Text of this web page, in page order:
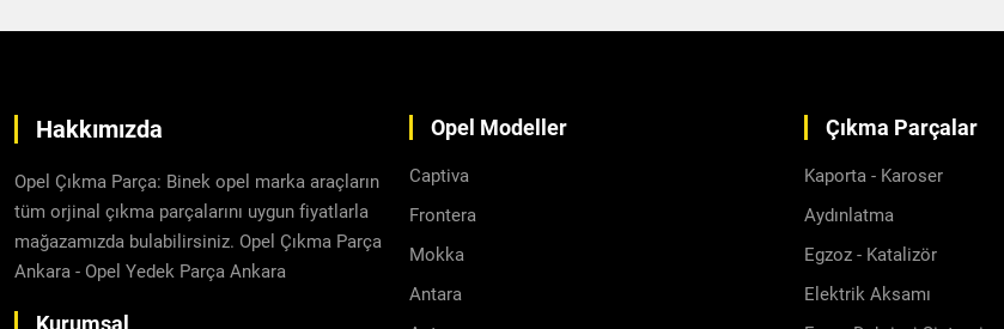
Hakkımızda
Opel Çıkma Parça: Binek opel marka araçların
tüm orjinal çıkma parçalarını uygun fiyatlarla
mağazamızda bulabilirsiniz. Opel Çıkma Parça
Ankara - Opel Yedek Parça Ankara
Opel Modeller
Captiva
Frontera
Mokka
Antara
Çıkma Parçalar
Kaporta - Karoser
Aydınlatma
Egzoz - Katalizör
Elektrik Aksamı